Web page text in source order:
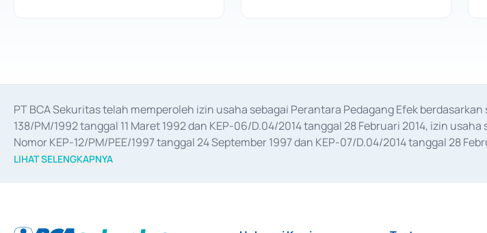
PT BCA Sekuritas telah memperoleh izin usaha sebagai Perantara Pedagang Efek
138/PM/1992 tanggal 11 Maret 1992 dan KEP-06/D.04/2014 tanggal 28 Februari 2014, izin
Nomor KEP-12/PM/PEE/1997 tanggal 24 September 1997 dan KEP-07/D.04/2014 tanggal 28
merger, akuisisi, divestasi, dan
LIHAT SELENGKAPNYA